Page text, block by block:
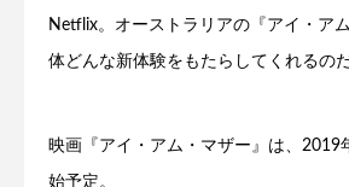
Netflix。オーストラリアの『アイ・ア
体どんな新体験をもたらしてくれるの
映画『アイ・アム・マザー』は、2019
始予定。